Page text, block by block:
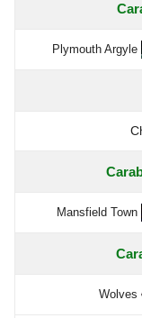
Plymouth Argyle
Mansfield Town
Wolves